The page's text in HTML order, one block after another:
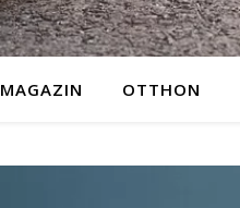
MAGAZIN OTTHON